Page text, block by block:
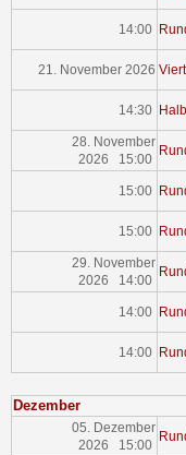
14:00
21. November 2026
14:30
28. November
2026 15:00
15:00
15:00
29. November
2026 14:00
14:00
14:00
Dezember
05. Dezember
2026 15:00